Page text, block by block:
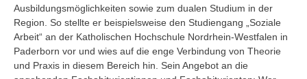
Ausbildungsmöglichkeiten sowie zum dualen Studium in der
Region. So stellte er beispielsweise den Studiengang „Soziale
Arbeit“ an der Katholischen Hochschule Nordrhein-Westfalen in
Paderborn vor und wies auf die enge Verbindung von Theorie
und Praxis in diesem Bereich hin. Sein Angebot an die